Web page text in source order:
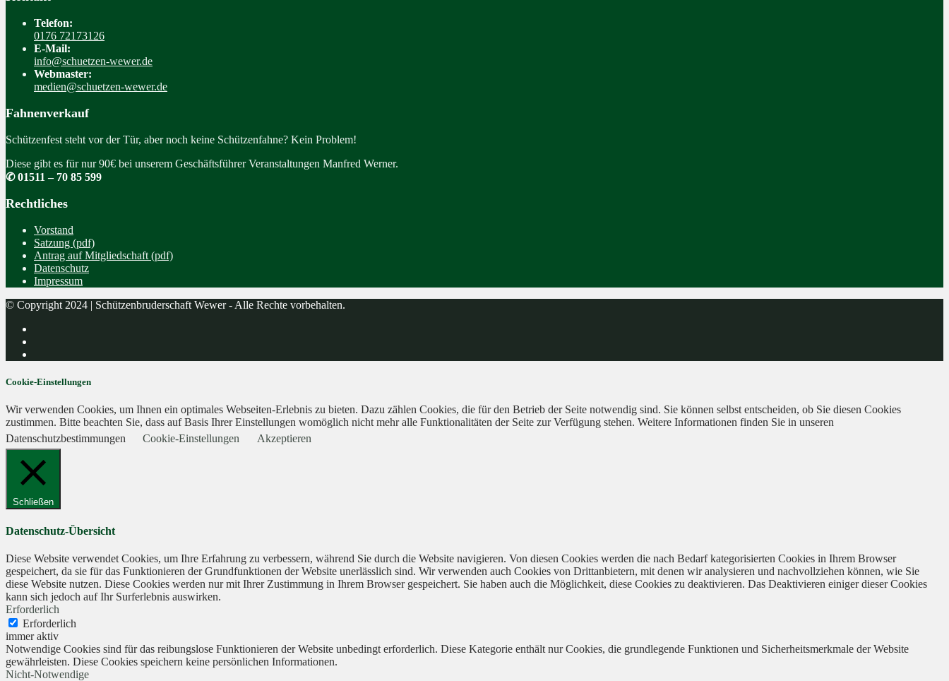
Telefon:
0176 72173126
E-Mail:
info@schuetzen-wewer.de
Webmaster:
medien@schuetzen-wewer.de
Fahnenverkauf
Schützenfest steht vor der Tür, aber noch keine Schützenfahne? Kein Problem!
Diese gibt es für nur 90€ bei unserem Geschäftsführer Veranstaltungen Manfred Werner.
✆ 01511 – 70 85 599
Rechtliches
Vorstand
Satzung (pdf)
Antrag auf Mitgliedschaft (pdf)
Datenschutz
Impressum
© Copyright 2024 | Schützenbruderschaft Wewer - Alle Rechte vorbehalten.
Cookie-Einstellungen
Wir verwenden Cookies, um Ihnen ein optimales Webseiten-Erlebnis zu bieten. Dazu zählen Cookies, die für den Betrieb der Seite notwendig sind. Sie können selbst entscheiden, ob Sie diesen Cookies
zustimmen. Bitte beachten Sie, dass auf Basis Ihrer Einstellungen womöglich nicht mehr alle Funktionalitäten der Seite zur Verfügung stehen. Weitere Informationen finden Sie in unseren
Datenschutzbestimmungen
Cookie-Einstellungen Akzeptieren
Schließen
Datenschutz-Übersicht
Diese Website verwendet Cookies, um Ihre Erfahrung zu verbessern, während Sie durch die Website navigieren. Von diesen Cookies werden die nach Bedarf kategorisierten Cookies in Ihrem Browser
gespeichert, da sie für das Funktionieren der Grundfunktionen der Website unerlässlich sind. Wir verwenden auch Cookies von Drittanbietern, mit denen wir analysieren und nachvollziehen können, wie Sie
diese Website nutzen. Diese Cookies werden nur mit Ihrer Zustimmung in Ihrem Browser gespeichert. Sie haben auch die Möglichkeit, diese Cookies zu deaktivieren. Das Deaktivieren einiger dieser Cookies
kann sich jedoch auf Ihr Surferlebnis auswirken.
Erforderlich
Erforderlich
immer aktiv
Notwendige Cookies sind für das reibungslose Funktionieren der Website unbedingt erforderlich. Diese Kategorie enthält nur Cookies, die grundlegende Funktionen und Sicherheitsmerkmale der Website
gewährleisten. Diese Cookies speichern keine persönlichen Informationen.
Nicht-Notwendige